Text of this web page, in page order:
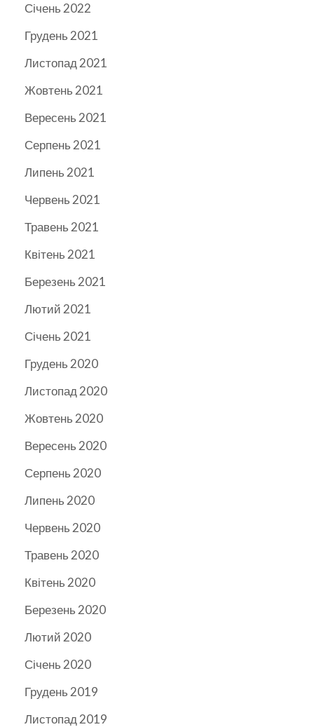
Січень 2022
Грудень 2021
Листопад 2021
Жовтень 2021
Вересень 2021
Серпень 2021
Липень 2021
Червень 2021
Травень 2021
Квітень 2021
Березень 2021
Лютий 2021
Січень 2021
Грудень 2020
Листопад 2020
Жовтень 2020
Вересень 2020
Серпень 2020
Липень 2020
Червень 2020
Травень 2020
Квітень 2020
Березень 2020
Лютий 2020
Січень 2020
Грудень 2019
Листопад 2019